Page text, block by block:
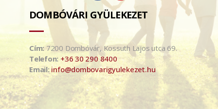
DOMBÓVÁRI GYÜLEKEZET
Cím: 7200 Dombóvár, Kossuth Lajos utca 69.
Telefon: +36 30 290 8400
Email:info@dombovarigyulekezet.hu